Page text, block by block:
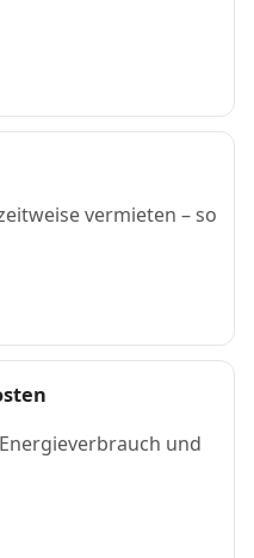
vermieten – so
und